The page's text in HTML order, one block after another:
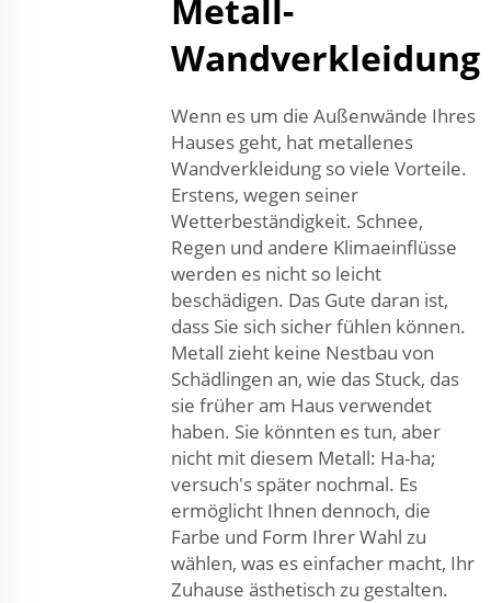
Metall-
Wandverkleidung
Wenn es um die Außenwände Ihres
Hauses geht, hat metallenes
Wandverkleidung so viele Vorteile.
Erstens, wegen seiner
Wetterbeständigkeit. Schnee,
Regen und andere Klimaeinflüsse
werden es nicht so leicht
beschädigen. Das Gute daran ist,
dass Sie sich sicher fühlen können.
Metall zieht keine Nestbau von
Schädlingen an, wie das Stuck, das
sie früher am Haus verwendet
haben. Sie könnten es tun, aber
nicht mit diesem Metall: Ha-ha;
versuch's später nochmal. Es
ermöglicht Ihnen dennoch, die
Farbe und Form Ihrer Wahl zu
wählen, was es einfacher macht, Ihr
Zuhause ästhetisch zu gestalten.